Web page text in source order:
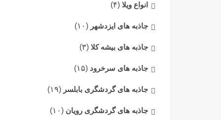
انواع ویلا (۴)
جاذبه های ایزدشهر (۱۰)
جاذبه های بیشه کلا (۳)
جاذبه های سرخرود (۱۵)
جاذبه های گردشگری بابلسر (۱۹)
جاذبه های گردشگری رویان (۱۰)